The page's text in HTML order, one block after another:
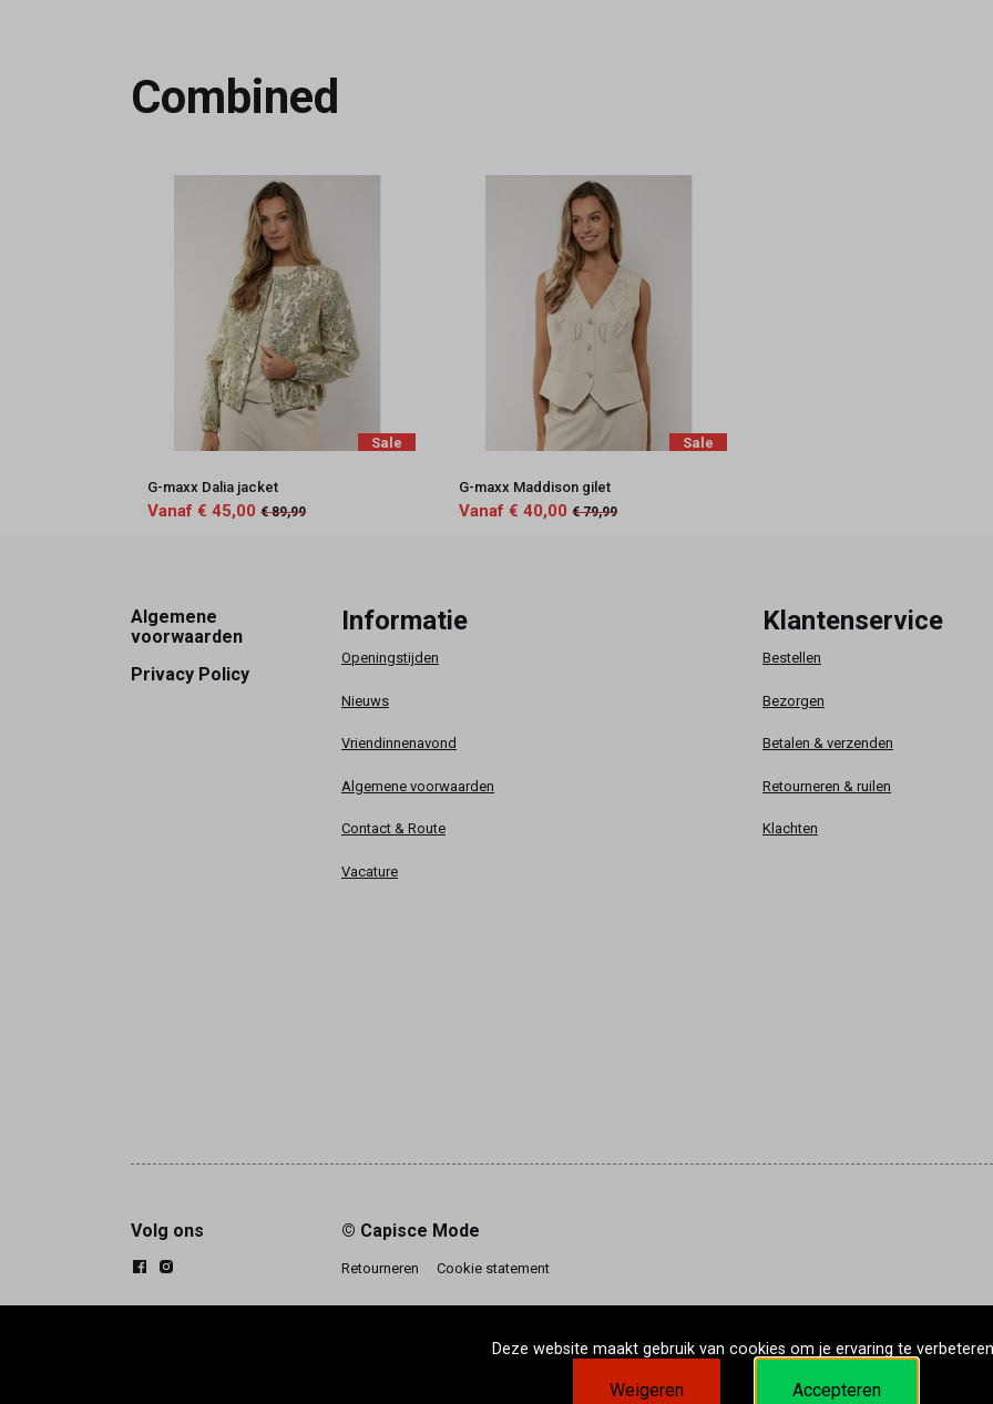
Combined
Sale
G-maxx Dalia jacket
Vanaf € 45,00 € 89,99
Sale
G-maxx Maddison gilet
Vanaf € 40,00 € 79,99
Footer
Algemene
voorwaarden
Privacy Policy
Informatie
Openingstijden
Nieuws
Vriendinnenavond
Algemene voorwaarden
Contact & Route
Vacature
Klantenservice
Bestellen
Bezorgen
Betalen & verzenden
Retourneren & ruilen
Klachten
Volg ons © Capisce Mode
Retourneren Cookie statement
Deze website maakt gebruik van cookies om je ervaring te
Weigeren Accepteren